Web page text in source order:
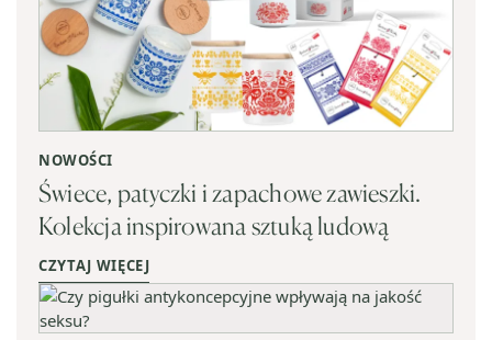
NOWOŚCI
Świece, patyczki i zapachowe zawieszki.
Kolekcja inspirowana sztuką ludową
CZYTAJ WIĘCEJ